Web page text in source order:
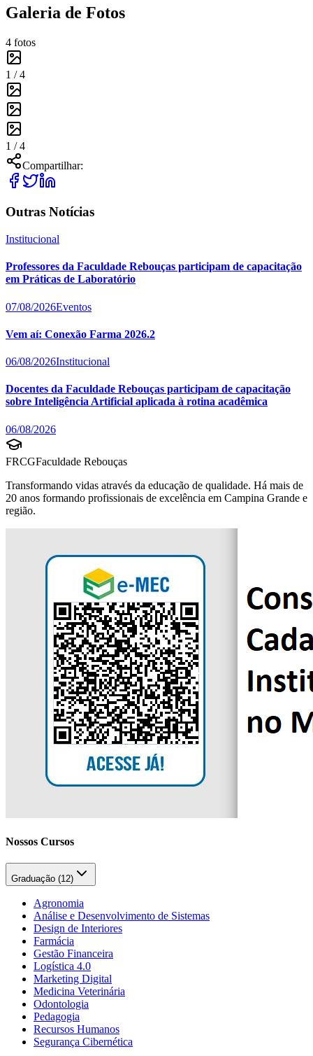
Galeria de Fotos
4 fotos
1 /4
1 /4
Compartilhar:
Outras Notícias
Institucional
Professores da Faculdade Rebouças participam de capacitação
em Práticas de Laboratório
07/08/2026Eventos
Vem aí: Conexão Farma 2026.2
06/08/2026Institucional
Docentes da Faculdade Rebouças participam de capacitação
sobre Inteligência Artificial aplicada à rotina acadêmica
06/08/2026
FRCGFaculdade Rebouças
Transformando vidas através da educação de qualidade. Há mais de
20 anos formando profissionais de excelência em Campina Grande e
região.
Nossos Cursos
Graduação (12)
Agronomia
Análise e Desenvolvimento de Sistemas
Design de Interiores
Farmácia
Gestão Financeira
Logística 4.0
Marketing Digital
Medicina Veterinária
Odontologia
Pedagogia
Recursos Humanos
Segurança Cibernética